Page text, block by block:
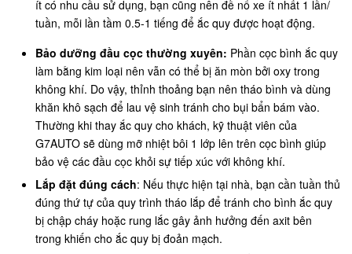
ít có nhu cầu sử dụng, bạn cũng nên đề nổ xe ít nhất 1 lần/
tuần, mỗi lần tầm 0.5-1 tiếng để ắc quy được hoạt động.
Bảo dưỡng đầu cọc thường xuyên: Phần cọc bình ắc quy
làm bằng kim loại nên vẫn có thể bị ăn mòn bởi oxy trong
không khí. Do vậy, thỉnh thoảng bạn nên tháo bình và dùng
khăn khô sạch để lau vệ sinh tránh cho bụi bẩn bám vào.
Thường khi thay ắc quy cho khách, kỹ thuật viên của
G7AUTO sẽ dùng mỡ nhiệt bôi 1 lớp lên trên cọc bình giúp
bảo vệ các đầu cọc khỏi sự tiếp xúc với không khí.
Lắp đặt đúng cách: Nếu thực hiện tại nhà, bạn cần tuần thủ
đúng thứ tự của quy trình tháo lắp để tránh cho bình ắc quy
bị chập cháy hoặc rung lắc gây ảnh hưởng đến axit bên
trong khiến cho ắc quy bị đoản mạch.